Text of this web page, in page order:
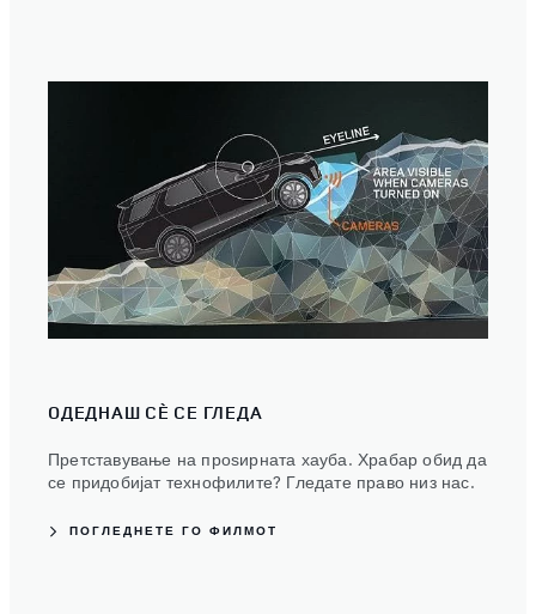
ОДЕДНАШ СÈ СЕ ГЛЕДА
Претставување на проѕирната хауба. Храбар обид да
се придобијат технофилите? Гледате право низ нас.
ПОГЛЕДНЕТЕ ГО ФИЛМОТ